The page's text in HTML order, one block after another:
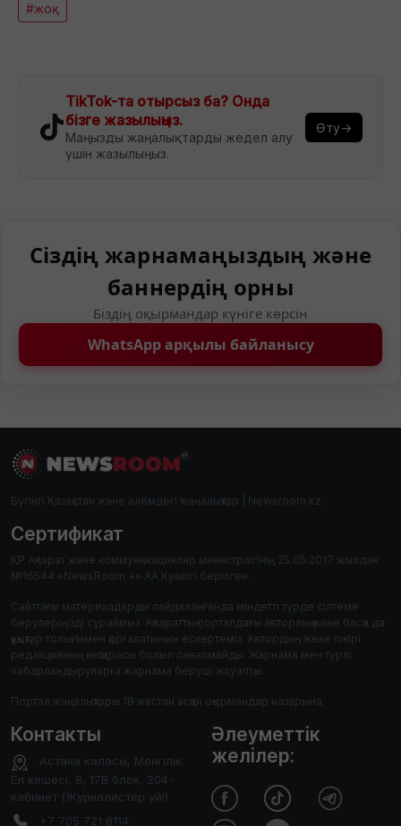
#жоқ
TikTok-та отырсыз ба? Онда
бізге жазылыңыз.
Маңызды жаңалықтарды жедел алу
үшін жазылыңыз.
Өту→
Сіздің жарнамаңыздың және
баннердің орны
Біздің оқырмандар күніге көрсін
WhatsApp арқылы байланысу
Бүгінгі Қазақстан және әлемдегі жаңалықтар | Newsroom.kz
Сертификат
ҚР Ақпарат және коммуникациялар министрлігінің 25.05.2017 жылдан
№16544 «NewsRoom +» АА Куәлігі берілген.
Сайттағы материалдарды пайдаланғанда міндетті түрде сілтеме
берулеріңізді сұраймыз. Ақпараттық порталдағы авторлық және басқа да
құқықтар толығымен қорғалатынын ескертеміз. Автордың жеке пікірі
редакцияның көзқарасы болып саналмайды. Жарнама мен түрлі
хабарландыруларға жарнама беруші жауапты.
Портал жаңалықтары 18 жастан асқан оқырмандар назарына.
Контакты
Астана каласы, Менгілік
Ел кешесі, 8, 17В блок, 204-
кабинет (Журналистер уйі)
+7 705 721 8114
Әлеуметтік
желілер: